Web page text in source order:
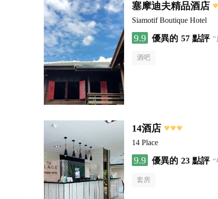
塞摩迪夫精品酒店
Siamotif Boutique Hotel
9.9 優異的 57 點評
酒吧
14酒店
14 Place
9.9 優異的 23 點評
套房